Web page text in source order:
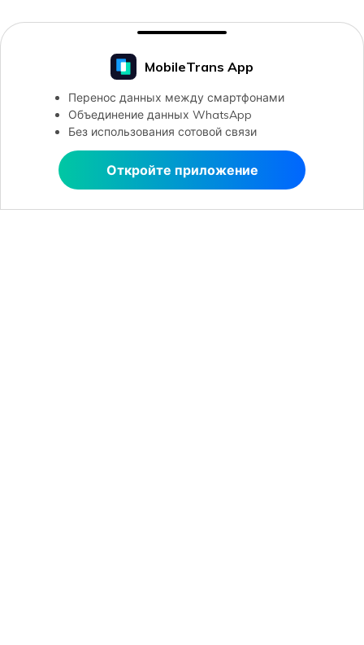
MobileTrans App
Перенос данных между смартфонами
Объединение данных WhatsApp
Без использования сотовой связи
Откройте приложение
Открыть в MobileTrans